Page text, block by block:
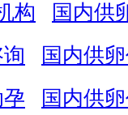
构
国内供
国内供
国内供